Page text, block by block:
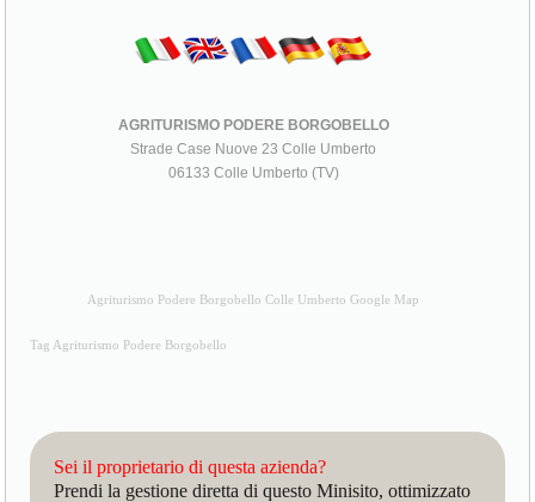
AGRITURISMO PODERE BORGOBELLO
Strade Case Nuove 23 Colle Umberto
06133 Colle Umberto (TV)
Agriturismo Podere Borgobello Colle Umberto Google Map
Tag Agriturismo Podere Borgobello
Sei il proprietario di questa azienda?
Prendi la gestione diretta di questo Minisito, ottimizzato